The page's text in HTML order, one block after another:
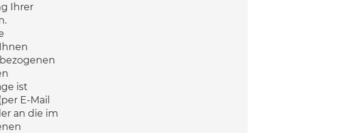
Ihrer
ist
E-Mail
an die im